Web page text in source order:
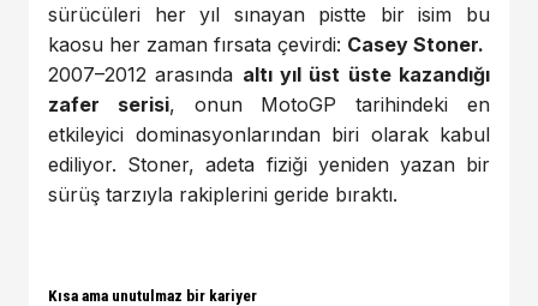
sürücüleri her yıl sınayan pistte bir isim bu
kaosu her zaman fırsata çevirdi: Casey Stoner.
2007–2012 arasında altı yıl üst üste kazandığı
zafer serisi, onun MotoGP tarihindeki en
etkileyici dominasyonlarından biri olarak kabul
ediliyor. Stoner, adeta fiziği yeniden yazan bir
sürüş tarzıyla rakiplerini geride bıraktı.
Kısa ama unutulmaz bir kariyer